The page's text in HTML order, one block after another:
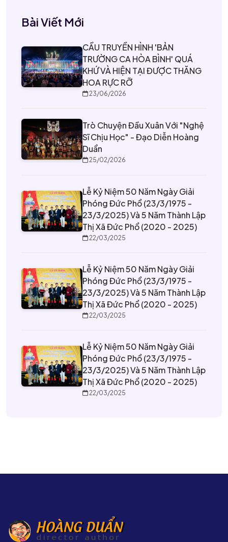
Bài Viết Mới
CẦU TRUYỀN HÌNH 'BẢN
TRƯỜNG CA HÒA BÌNH' QUÁ
KHỨ VÀ HIỆN TẠI ĐƯỢC THĂNG
HOA RỰC RỠ
23/06/2026
Trò Chuyện Đầu Xuân Với "nghệ
Sĩ Chịu Học" - Đạo Diễn Hoàng
Duẩn
25/02/2026
Lễ Kỷ Niệm 50 Năm Ngày Giải
Phóng Đức Phổ (23/3/1975 -
23/3/2025) Và 5 Năm Thành Lập
Thị Xã Đức Phổ (2020 - 2025)
22/03/2025
Lễ Kỷ Niệm 50 Năm Ngày Giải
Phóng Đức Phổ (23/3/1975 -
23/3/2025) Và 5 Năm Thành Lập
Thị Xã Đức Phổ (2020 - 2025)
22/03/2025
Lễ Kỷ Niệm 50 Năm Ngày Giải
Phóng Đức Phổ (23/3/1975 -
23/3/2025) Và 5 Năm Thành Lập
Thị Xã Đức Phổ (2020 - 2025)
22/03/2025